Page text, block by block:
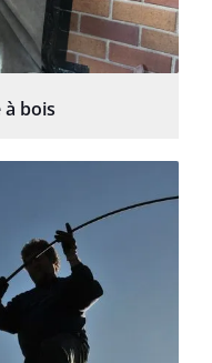
à bois